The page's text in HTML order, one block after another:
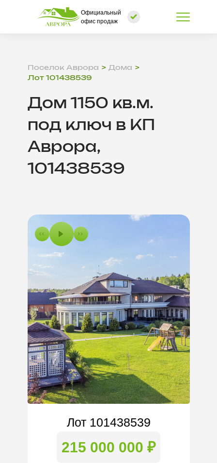
Официальный
офис продаж
Поселок Аврора
Дома
Лот 101438539
Дом 1150 кв.м.
под ключ в КП
Аврора,
101438539
Лот 101438539
215 000 000 ₽